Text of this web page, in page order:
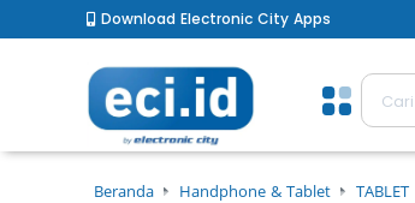
Download Electronic City Apps
Beranda Handphone & Tablet TABLET